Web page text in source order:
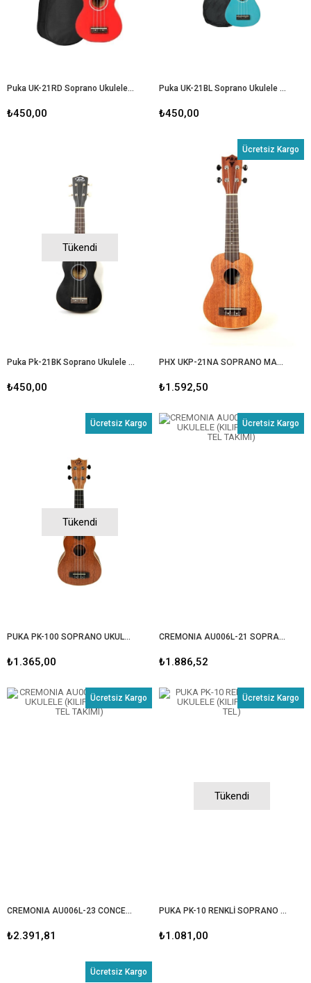
Puka UK-21RD Soprano Ukulele Kırmızı
₺450,00
Puka UK-21BL Soprano Ukulele Mavi
₺450,00
Tükendi
Puka Pk-21BK Soprano Ukulele siyah
₺450,00
PHX UKP-21NA SOPRANO MAUN UKULELE (KILIF+TEL+PENA)
₺1.592,50
Ücretsiz Kargo
Tükendi
PUKA PK-100 SOPRANO UKULELE (KILIF+PENA+TEL TAKIMI)
₺1.365,00
Ücretsiz Kargo
CREMONIA AU006L-21 SOPRANO UKULELE (KILIF+PENA+YEDEK TEL TAKIMI)
₺1.886,52
Ücretsiz Kargo
CREMONIA AU006L-23 CONCERT UKULELE (KILIF+PENA+YEDEK TEL TAKIMI)
₺2.391,81
Ücretsiz Kargo
Tükendi
PUKA PK-10 RENKLİ SOPRANO UKULELE (KILIF+PENA+YEDEK TEL)
₺1.081,00
Ücretsiz Kargo
Ücretsiz Kargo